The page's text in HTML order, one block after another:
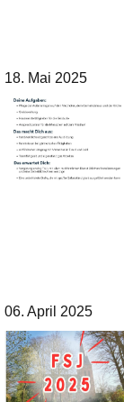
18. Mai 2025
06. April 2025